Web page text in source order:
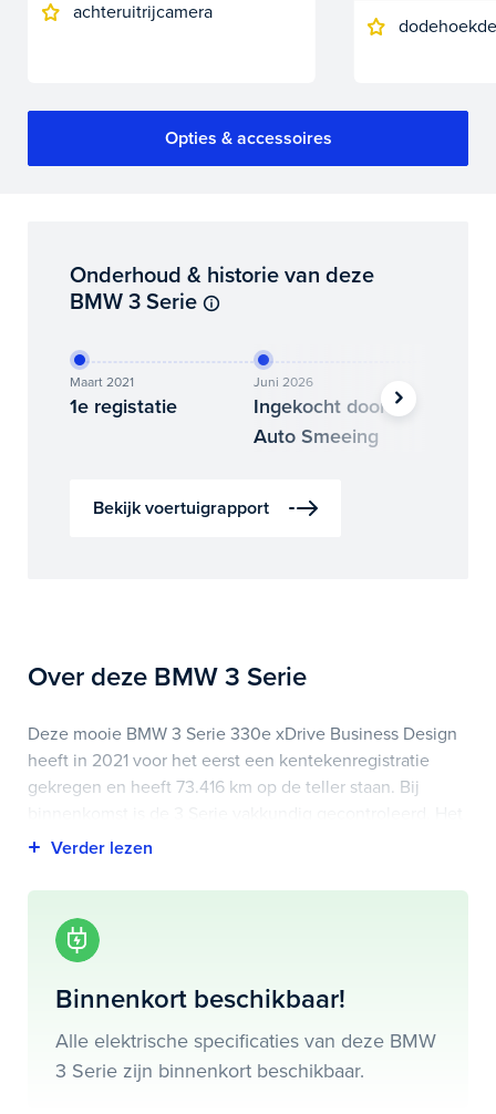
achteruitrijcamera
Opties & accessoires
Onderhoud & historie van deze
BMW 3 Serie
Maart 2021
1e registatie
Juni 2026
Ingekocht door
Auto Smeeing
Bekijk voertuigrapport
Over deze BMW 3 Serie
Deze mooie BMW 3 Serie 330e xDrive Business Design
heeft in 2021 voor het eerst een kentekenregistratie
gekregen en heeft 73.416 km op de teller staan. Bij
voertuigrapport is op deze pagina bij onderhoud en
Highlights van deze BMW zijn onder andere
achteruitrijcamera, apple carplay/android auto, cruise
meer.
Je koopt hem voor € 28.695,- maar je kan deze BMW 3
Serie ook bij ons financieren of leasen.
Binnenkort beschikbaar!
Alle elektrische specificaties van deze BMW
3 Serie zijn binnenkort beschikbaar.